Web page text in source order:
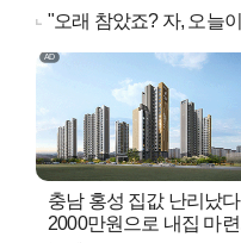
"오래 참았죠? 자, 오늘
충남 홍성 집값 난리났
2000만원으로 내집 마련